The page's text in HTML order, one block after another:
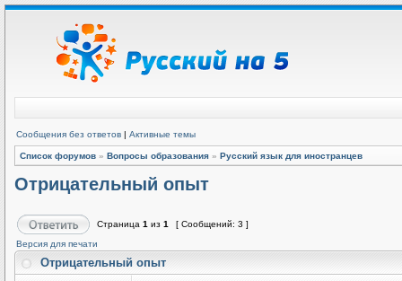
Сообщения без ответов | Активные темы
Список форумов » Вопросы образования » Русский язык для иностранцев
Отрицательный опыт
Страница 1 из 1
[ Сообщений: 3 ]
Версия для печати
Отрицательный опыт